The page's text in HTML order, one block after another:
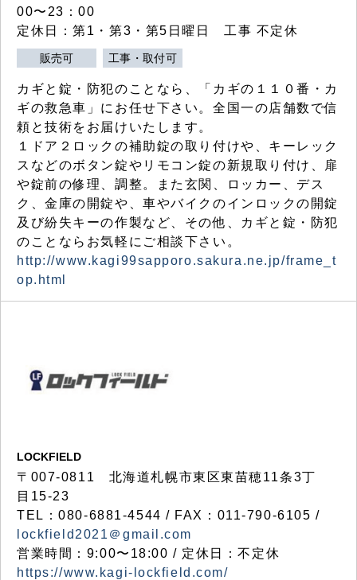
00〜23：00
定休日：第1・第3・第5日曜日 工事 不定休
販売可 工事・取付可
カギと錠・防犯のことなら、「カギの１１０番・カ
ギの救急車」にお任せ下さい。全国一の店舗数で信
頼と技術をお届けいたします。
１ドア２ロックの補助錠の取り付けや、キーレック
スなどのボタン錠やリモコン錠の新規取り付け、扉
や錠前の修理、調整。また玄関、ロッカー、デス
ク、金庫の開錠や、車やバイクのインロックの開錠
及び紛失キーの作製など、その他、カギと錠・防犯
のことならお気軽にご相談下さい。
http://www.kagi99sapporo.sakura.ne.jp/frame_t
op.html
LOCKFIELD
〒007-0811 北海道札幌市東区東苗穂11条3丁
目15-23
TEL：080-6881-4544 / FAX：011-790-6105 /
lockfield2021＠gmail.com
営業時間：9:00〜18:00 / 定休日：不定休
https://www.kagi-lockfield.com/